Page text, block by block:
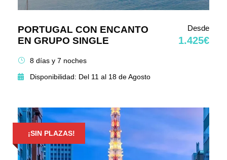
PORTUGAL CON ENCANTO
EN GRUPO SINGLE
Desde
1.425€
8 días y 7 noches
Disponibilidad: Del 11 al 18 de Agosto
¡SIN PLAZAS!